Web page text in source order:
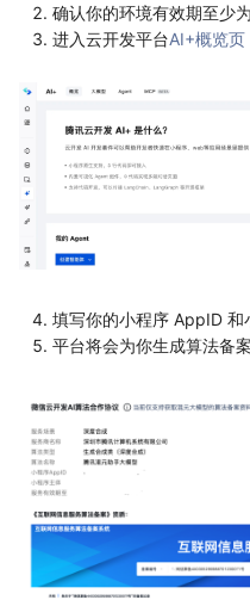
确认你的环境有效期至少
进入云开发平台AI+概览页
填写你的小程序 AppID 和
平台将会为你生成算法备